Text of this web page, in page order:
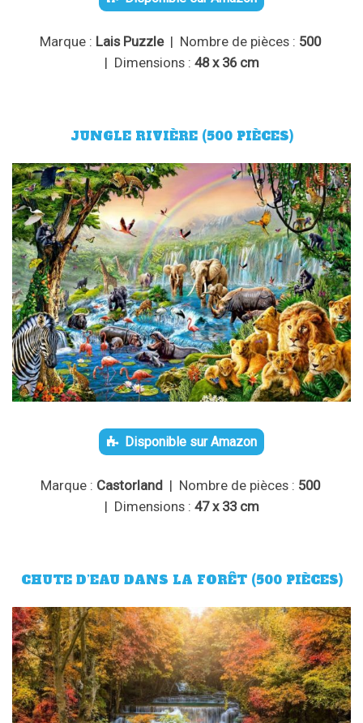
Marque : Lais Puzzle| Nombre de pièces : 500
| Dimensions : 48 x 36 cm
JUNGLE RIVIÈRE (500 PIÈCES)
Disponible sur Amazon
Marque : Castorland | Nombre de pièces : 500
| Dimensions : 47 x 33 cm
CHUTE D’EAU DANS LA FORÊT (500 PIÈCES)